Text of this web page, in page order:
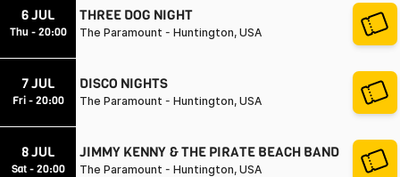
6 JUL
Thu - 20:00
THREE DOG NIGHT
The Paramount - Huntington, USA
7 JUL
Fri - 20:00
DISCO NIGHTS
The Paramount - Huntington, USA
8 JUL
Sat - 20:00
JIMMY KENNY & THE PIRATE BEACH BAND
The Paramount - Huntington, USA